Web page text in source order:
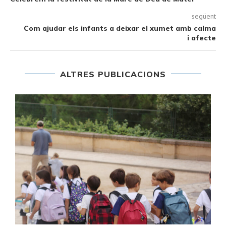
següent
Com ajudar els infants a deixar el xumet amb calma
i afecte
ALTRES PUBLICACIONS